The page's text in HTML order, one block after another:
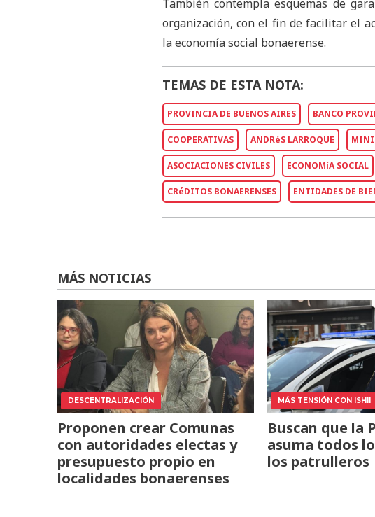
También contempla esquemas de
organización, con el fin de facilitar el
la economía social bonaerense.
TEMAS DE ESTA NOTA:
PROVINCIA DE BUENOS AIRES BANCO
COOPERATIVAS ANDRéS LARROQUE
ASOCIACIONES CIVILES ECONOMíA SOCIAL
CRéDITOS BONAERENSES ENTIDADES DE
MÁS NOTICIAS
DESCENTRALIZACIÓN
Proponen crear Comunas
con autoridades electas y
presupuesto propio en
localidades bonaerenses
MÁS TENSIÓN CON ISHII
Buscan que la
asuma todos
los patrulleros